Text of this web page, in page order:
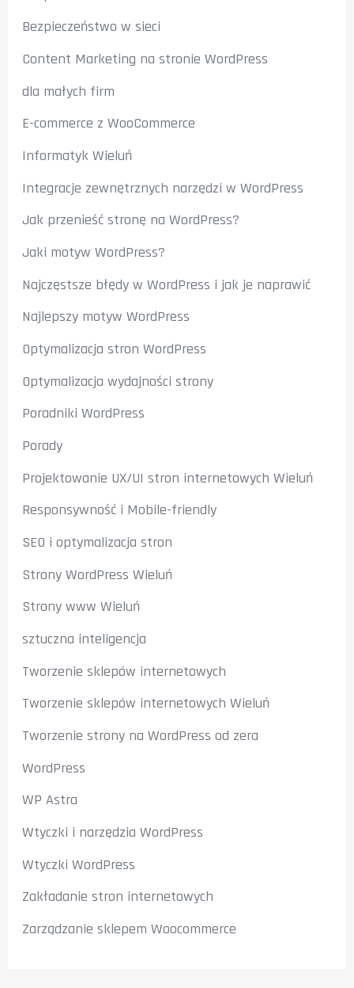
Bezpieczeństwo w sieci
Content Marketing na stronie WordPress
dla małych firm
E-commerce z WooCommerce
Informatyk Wieluń
Integracje zewnętrznych narzędzi w WordPress
Jak przenieść stronę na WordPress?
Jaki motyw WordPress?
Najczęstsze błędy w WordPress i jak je naprawić
Najlepszy motyw WordPress
Optymalizacja stron WordPress
Optymalizacja wydajności strony
Poradniki WordPress
Porady
Projektowanie UX/UI stron internetowych Wieluń
Responsywność i Mobile-friendly
SEO i optymalizacja stron
Strony WordPress Wieluń
Strony www Wieluń
sztuczna inteligencja
Tworzenie sklepów internetowych
Tworzenie sklepów internetowych Wieluń
Tworzenie strony na WordPress od zera
WordPress
WP Astra
Wtyczki i narzędzia WordPress
Wtyczki WordPress
Zakładanie stron internetowych
Zarządzanie sklepem Woocommerce